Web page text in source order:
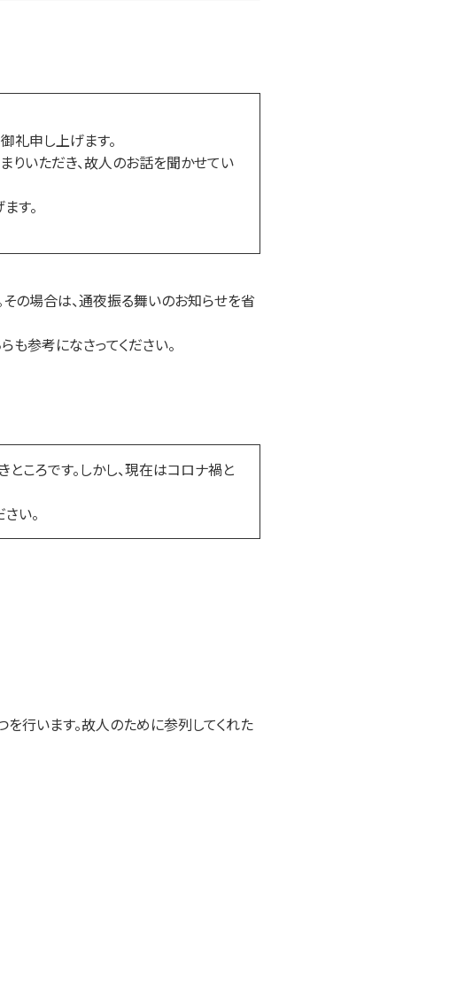
礼申し上げます。
りいただき、故人のお話を聞かせてい
す。
の場合は、通夜振る舞いのお知らせを省
参考になさってください。
ころです。しかし、現在はコロナ禍と
い。
行います。故人のために参列してくれた